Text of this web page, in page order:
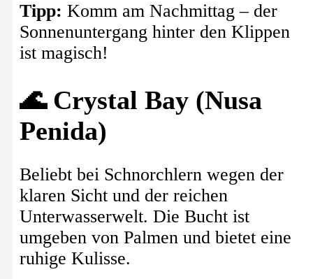
Tipp: Komm am Nachmittag – der
Sonnenuntergang hinter den Klippen
ist magisch!
🌊 Crystal Bay (Nusa
Penida)
Beliebt bei Schnorchlern wegen der
klaren Sicht und der reichen
Unterwasserwelt. Die Bucht ist
umgeben von Palmen und bietet eine
ruhige Kulisse.